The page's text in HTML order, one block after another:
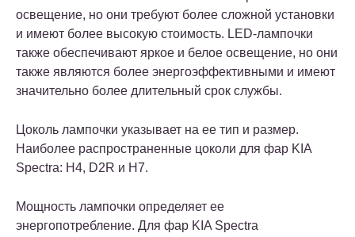
освещение, но они требуют более сложной установки
и имеют более высокую стоимость. LED-лампочки
также обеспечивают яркое и белое освещение, но они
также являются более энергоэффективными и имеют
значительно более длительный срок службы.
Цоколь лампочки указывает на ее тип и размер.
Наиболее распространенные цоколи для фар KIA
Spectra: H4, D2R и H7.
Мощность лампочки определяет ее
энергопотребление. Для фар KIA Spectra